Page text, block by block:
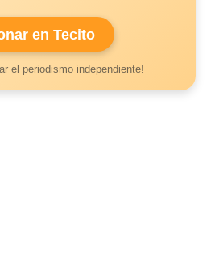
en Tecito
el periodismo independiente!